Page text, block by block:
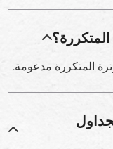
المتكررة مدعومة.